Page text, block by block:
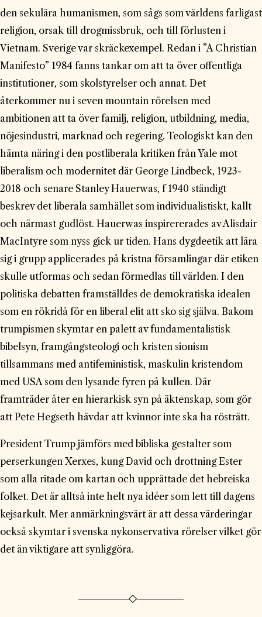
den sekulära humanismen, som sågs som världens farligast
religion, orsak till drogmissbruk, och till förlusten i
Vietnam. Sverige var skräckexempel. Redan i ”A Christian
Manifesto” 1984 fanns tankar om att ta över offentliga
institutioner, som skolstyrelser och annat. Det
återkommer nu i seven mountain rörelsen med
ambitionen att ta över familj, religion, utbildning, media,
nöjesindustri, marknad och regering. Teologiskt kan den
hämta näring i den postliberala kritiken från Yale mot
liberalism och modernitet där George Lindbeck, 1923-
2018 och senare Stanley Hauerwas, f 1940 ständigt
beskrev det liberala samhället som individualistiskt, kallt
och närmast gudlöst. Hauerwas inspirererades av Alisdair
MacIntyre som nyss gick ur tiden. Hans dygdeetik att lära
sig i grupp applicerades på kristna församlingar där etiken
skulle utformas och sedan förmedlas till världen. I den
politiska debatten framställdes de demokratiska idealen
som en rökridå för en liberal elit att sko sig själva. Bakom
trumpismen skymtar en palett av fundamentalistisk
bibelsyn, framgångsteologi och kristen sionism
tillsammans med antifeministisk, maskulin kristendom
med USA som den lysande fyren på kullen. Där
framträder åter en hierarkisk syn på äktenskap, som gör
att Pete Hegseth hävdar att kvinnor inte ska ha rösträtt.
President Trump jämförs med bibliska gestalter som
perserkungen Xerxes, kung David och drottning Ester
som alla ritade om kartan och upprättade det hebreiska
folket. Det är alltså inte helt nya idéer som lett till dagens
kejsarkult. Mer anmärkningsvärt är att dessa värderingar
också skymtar i svenska nykonservativa rörelser vilket gör
det än viktigare att synliggöra.